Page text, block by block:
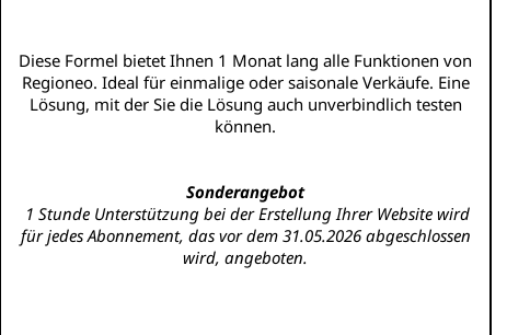
Diese Formel bietet Ihnen 1 Monat lang alle Funktionen von
Regioneo. Ideal für einmalige oder saisonale Verkäufe. Eine
Lösung, mit der Sie die Lösung auch unverbindlich testen
können.
Sonderangebot
1 Stunde Unterstützung bei der Erstellung Ihrer Website wird
für jedes Abonnement, das vor dem 31.05.2026 abgeschlossen
wird, angeboten.